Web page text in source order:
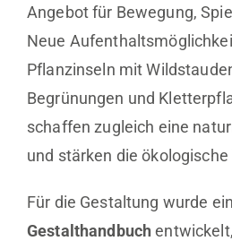
Angebot für Bewegung,
Neue
Pflanzinseln mit
Begrünungen und
schaffen zugleich eine
und stärken die ökologische
Für die Gestaltung wurde
Gestalthandbuch